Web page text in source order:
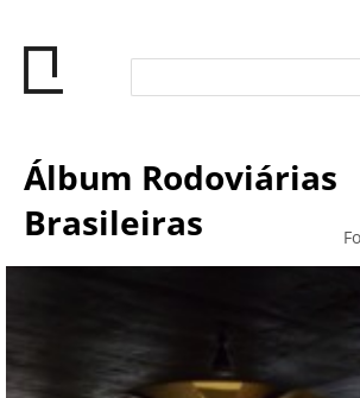
Álbum Rodoviárias
Brasileiras